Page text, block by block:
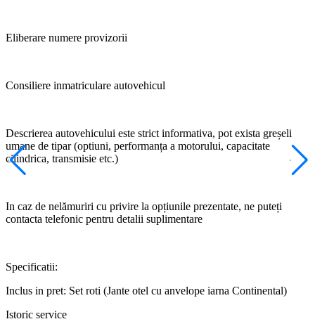
Eliberare numere provizorii
Consiliere inmatriculare autovehicul
Descrierea autovehicului este strict informativa, pot exista greșeli
umane de tipar (optiuni, performanța a motorului, capacitate
cilindrica, transmisie etc.)
In caz de nelămuriri cu privire la opțiunile prezentate, ne puteți
contacta telefonic pentru detalii suplimentare
Specificatii:
Inclus in pret: Set roti (Jante otel cu anvelope iarna Continental)
Istoric service